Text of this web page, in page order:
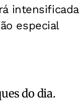
intensificada
especial
do dia.